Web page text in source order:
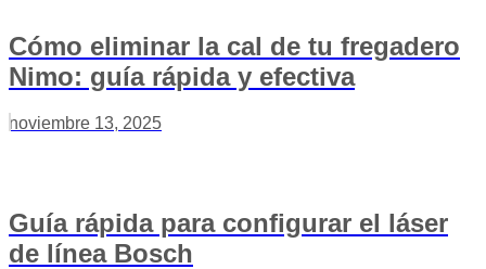
Cómo eliminar la cal de tu fregadero
Nimo: guía rápida y efectiva
noviembre 13, 2025
Guía rápida para configurar el láser
de línea Bosch